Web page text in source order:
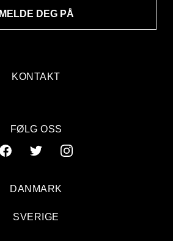
KONTAKT
MELDE DEG PÅ
FØLG OSS
DANMARK
SVERIGE